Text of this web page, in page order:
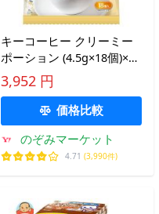
キーコーヒー クリーミー
ポーション (4.5g×18個)×20
袋入｜ 送料無料
3,952 円
価格比較
のぞみマーケット
4.71 (3,990件)